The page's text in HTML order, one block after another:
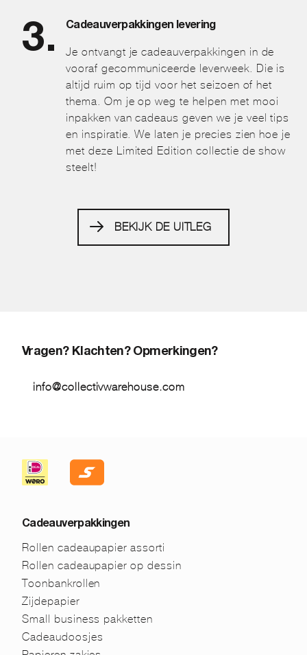
Cadeauverpakkingen levering
Je ontvangt je cadeauverpakkingen in de
vooraf gecommuniceerde leverweek. Die is
altijd ruim op tijd voor het seizoen of het
thema. Om je op weg te helpen met mooi
inpakken van cadeaus geven we je veel tips
en inspiratie. We laten je precies zien hoe je
met deze Limited Edition collectie de show
steelt!
BEKIJK DE UITLEG
Vragen? Klachten? Opmerkingen?
info@collectivwarehouse.com
Cadeauverpakkingen
Rollen cadeaupapier assorti
Rollen cadeaupapier op dessin
Toonbankrollen
Zijdepapier
Small business pakketten
Cadeaudoosjes